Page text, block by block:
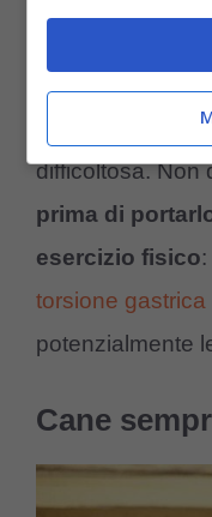
passeggiata
La digestione è
più quando il
difficoltosa. Non
prima di
esercizio fisico
torsione
potenzialmente
Cane